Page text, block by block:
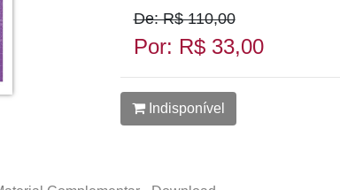
De: R$ 110,00
Por: R$ 33,00
Indisponível